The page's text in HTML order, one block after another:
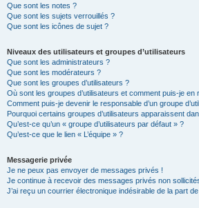
Que sont les notes ?
Que sont les sujets verrouillés ?
Que sont les icônes de sujet ?
Niveaux des utilisateurs et groupes d’utilisateurs
Que sont les administrateurs ?
Que sont les modérateurs ?
Que sont les groupes d’utilisateurs ?
Où sont les groupes d’utilisateurs et comment puis-je en
Comment puis-je devenir le responsable d’un groupe
Pourquoi certains groupes d’utilisateurs apparaissent
Qu’est-ce qu’un « groupe d’utilisateurs par défaut » ?
Qu’est-ce que le lien « L’équipe » ?
Messagerie privée
Je ne peux pas envoyer de messages privés !
Je continue à recevoir des messages privés non
J’ai reçu un courrier électronique indésirable de la part